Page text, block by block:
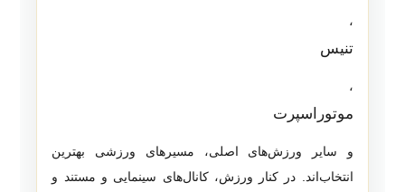
،
تنیس
،
موتوراسپرت
و سایر ورزش‌های اصلی، مسیرهای ورزشی بهترین
انتخاب‌اند. در کنار ورزش، کانال‌های سینمایی و مستند و